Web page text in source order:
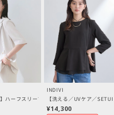
クンツイルになります。
適な着心地に、シワになりにくく、
備えた素材になっております。
使用しています。この効果は永久
イドパンツ
】ハーフスリーブダブルジャケット
INDIVI
【洗える／UVケア／
¥14,300